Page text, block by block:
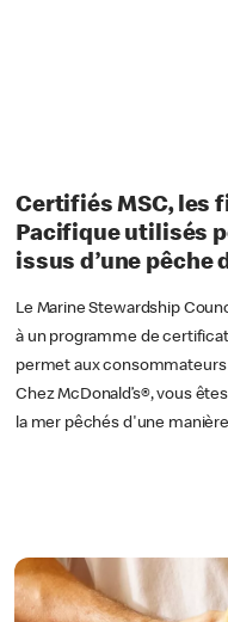
Certifiés MSC, les
Pacifique utilisés
issus d’une pêche
Le Marine Stewardship
à un programme de
permet aux consommateurs
Chez McDonald’s®, vous
la mer pêchés d'une